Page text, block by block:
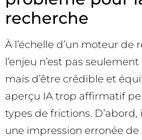
recherche
À l’échelle d’un moteur de
l’enjeu n’est pas seulement
mais d’être crédible et
aperçu IA trop affirmatif
types de frictions.
une impression erronée de